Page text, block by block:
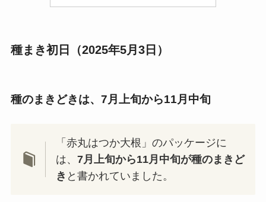
種まき初日（2025年5月3日）
種のまきどきは、7月上旬から11月中旬
「赤丸はつか大根」のパッケージに
は、7月上旬から11月中旬が種のまきど
き と書かれていました。